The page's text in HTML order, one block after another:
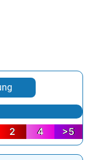
2 4 >5